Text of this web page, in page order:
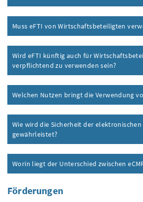
Muss eFTI von Wirtschaftsbeteiligten
Wird eFTI künftig auch für
verpflichtend zu verwenden sein?
Welchen Nutzen bringt die Verwendung
Wie wird die Sicherheit der elektronischen
gewährleistet?
Worin liegt der Unterschied zwischen
Förderungen